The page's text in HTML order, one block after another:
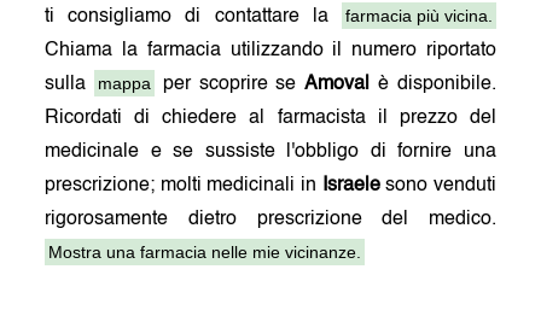
ti consigliamo di contattare la
farmacia più vicina.
Chiama la farmacia utilizzando il numero riportato
sulla
mappa per scoprire seAmoval
è disponibile.
Ricordati di chiedere al farmacista il prezzo del
medicinale e se sussiste l'obbligo di fornire una
prescrizione; molti medicinali in
Israelesono venduti
rigorosamente dietro prescrizione del medico.
Mostra una farmacia nelle mie vicinanze.